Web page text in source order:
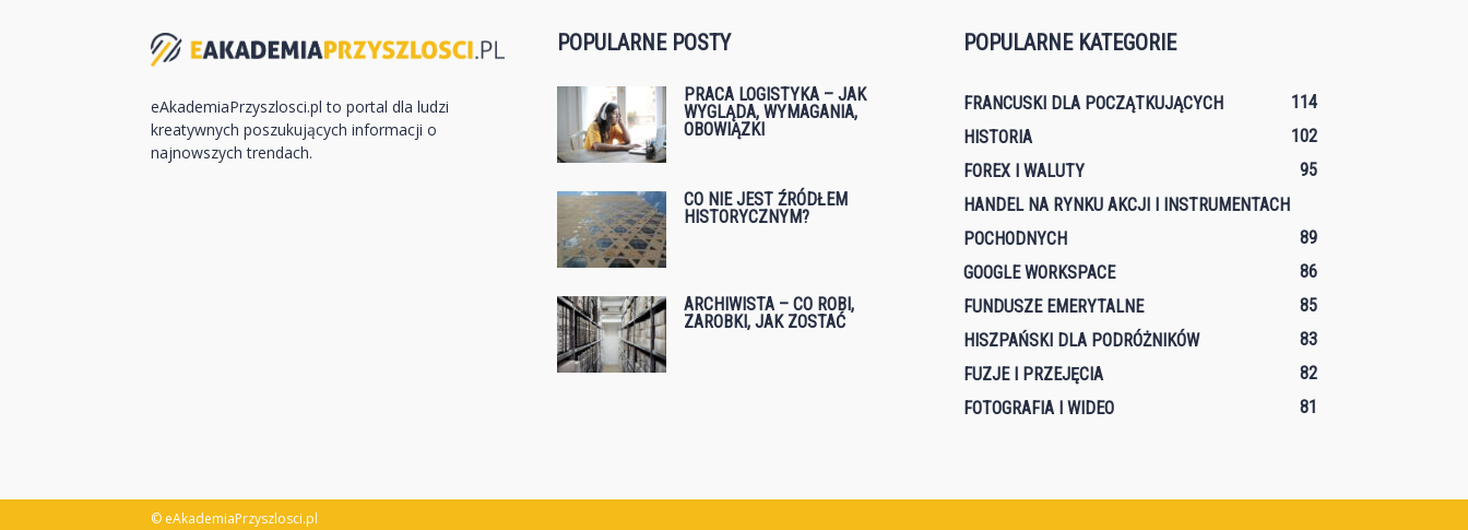
eAkademiaPrzyszlosci.pl to portal dla ludzi
kreatywnych poszukujących informacji o
najnowszych trendach.
POPULARNE POSTY
PRACA LOGISTYKA – JAK
WYGLĄDA, WYMAGANIA,
OBOWIĄZKI
CO NIE JEST ŹRÓDŁEM
HISTORYCZNYM?
ARCHIWISTA – CO ROBI,
ZAROBKI, JAK ZOSTAĆ
POPULARNE KATEGORIE
FRANCUSKI DLA POCZĄTKUJĄCYCH
114
HISTORIA
102
FOREX I WALUTY
95
HANDEL NA RYNKU AKCJI I INSTRUMENTACH
POCHODNYCH
89
GOOGLE WORKSPACE
86
FUNDUSZE EMERYTALNE
85
HISZPAŃSKI DLA PODRÓŻNIKÓW
83
FUZJE I PRZEJĘCIA
82
FOTOGRAFIA I WIDEO
81
© eAkademiaPrzyszlosci.pl